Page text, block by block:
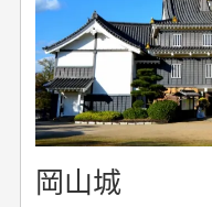
岡山城